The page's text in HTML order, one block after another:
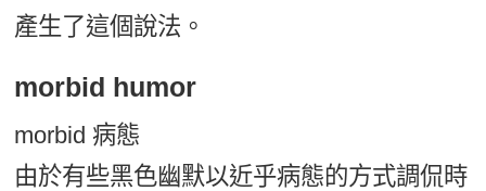
產生了這個說法。
morbid humor
morbid 病態
由於有些黑色幽默以近乎病態的方式調侃時